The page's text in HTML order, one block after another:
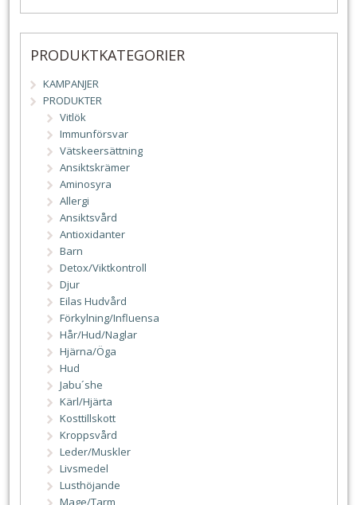
PRODUKTKATEGORIER
KAMPANJER
PRODUKTER
Vitlök
Immunförsvar
Vätskeersättning
Ansiktskrämer
Aminosyra
Allergi
Ansiktsvård
Antioxidanter
Barn
Detox/Viktkontroll
Djur
Eilas Hudvård
Förkylning/Influensa
Hår/Hud/Naglar
Hjärna/Öga
Hud
Jabu´she
Kärl/Hjärta
Kosttillskott
Kroppsvård
Leder/Muskler
Livsmedel
Lusthöjande
Mage/Tarm